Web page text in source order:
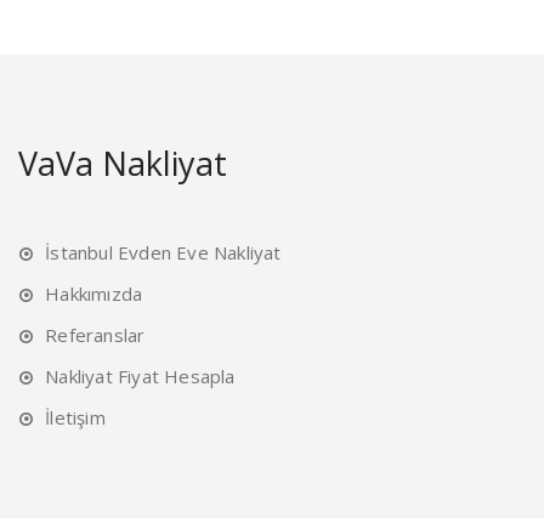
VaVa Nakliyat
İstanbul Evden Eve Nakliyat
Hakkımızda
Referanslar
Nakliyat Fiyat Hesapla
İletişim